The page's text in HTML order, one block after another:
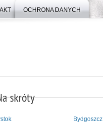
OCHRONA DANYCH
skróty
Bydgoszcz